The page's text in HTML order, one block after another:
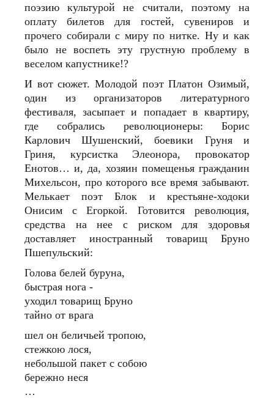
поэзию культурой не считали, поэтому на
оплату билетов для гостей, сувениров и
прочего собирали с миру по нитке. Ну и как
было не воспеть эту грустную проблему в
веселом капустнике!?
И вот сюжет. Молодой поэт Платон Озимый,
один из организаторов литературного
фестиваля, засыпает и попадает в квартиру,
где собрались революционеры: Борис
Карлович Шушенский, боевики Груня и
Гриня, курсистка Элеонора, провокатор
Енотов… и, да, хозяин помещенья гражданин
Михельсон, про которого все время забывают.
Мелькает поэт Блок и крестьяне-ходоки
Онисим с Егоркой. Готовится революция,
средства на нее с риском для здоровья
доставляет иностранный товарищ Бруно
Пшепульский:
Голова белей буруна,
быстрая нога -
уходил товарищ Бруно
тайно от врага
шел он беличьей тропою,
стежкою лося,
небольшой пакет с собою
бережно неся
…